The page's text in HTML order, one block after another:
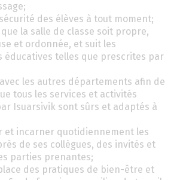
des élèves à tout moment;
la salle de classe soit propre,
et ordonnée, et suit les
éducatives telles que prescrites par
les autres départements afin de
tous les services et activités
Isuarsivik sont sûrs et adaptés à
et incarner quotidiennement les
de ses collègues, des invités et
parties prenantes;
des pratiques de bien-être et